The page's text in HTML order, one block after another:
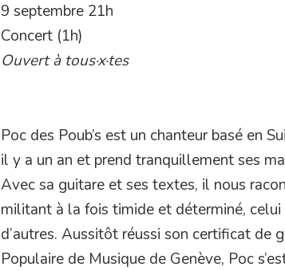
9 septembre 21h
Concert (1h)
Ouvert à tous·x·tes
Poc des Poub’s est un chanteur basé en
il y a un an et prend tranquillement ses
Avec sa guitare et ses textes, il nous
militant à la fois timide et déterminé, celui
d’autres. Aussitôt réussi son certificat de
Populaire de Musique de Genève, Poc